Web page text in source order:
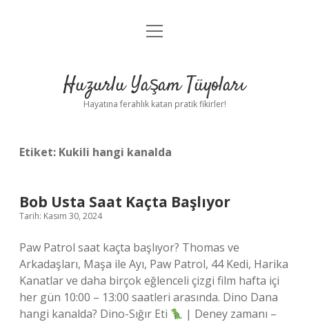
Anasayfa
Yasal Uyarı
menüyü
Huzurlu Yaşam Tüyoları
Hayatına ferahlık katan pratik fikirler!
Etiket: Kukili hangi kanalda
Bob Usta Saat Kaçta Başlıyor
Tarih: Kasım 30, 2024
Paw Patrol saat kaçta başlıyor? Thomas ve
Arkadaşları, Maşa ile Ayı, Paw Patrol, 44 Kedi, Harika
Kanatlar ve daha birçok eğlenceli çizgi film hafta içi
her gün 10:00 – 13:00 saatleri arasında. Dino Dana
hangi kanalda? Dino-Sığır Eti
| Deney zamanı –